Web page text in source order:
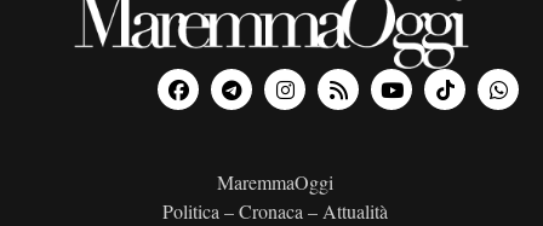
MaremmaOggi
Politica – Cronaca – Attualità